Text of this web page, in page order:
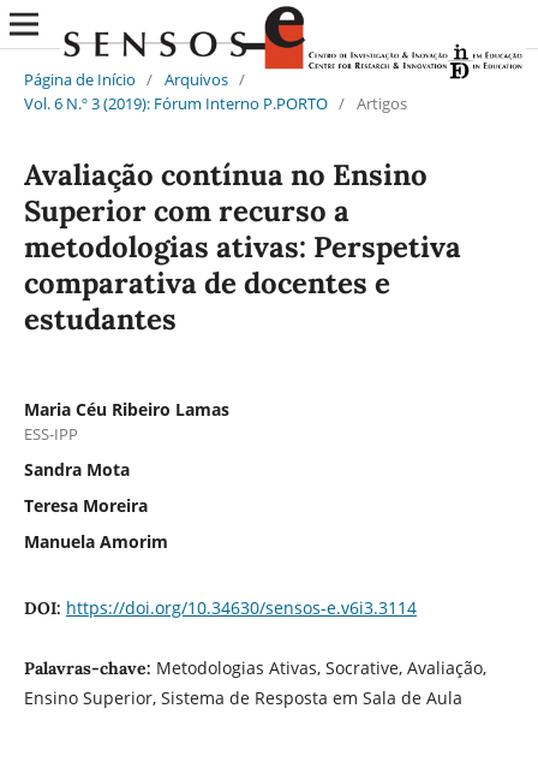
Página de Início / Arquivos /
Vol. 6 N.º 3 (2019): Fórum Interno P.PORTO / Artigos
Avaliação contínua no Ensino
Superior com recurso a
metodologias ativas: Perspetiva
comparativa de docentes e
estudantes
Maria Céu Ribeiro Lamas
ESS-IPP
Sandra Mota
Teresa Moreira
Manuela Amorim
DOI: https://doi.org/10.34630/sensos-e.v6i3.3114
Palavras-chave: Metodologias Ativas, Socrative, Avaliação,
Ensino Superior, Sistema de Resposta em Sala de Aula